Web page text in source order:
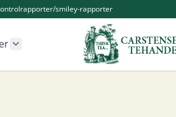
smiley-rapporter
Kander og Tilbehør category
Show submenu for Øvrige